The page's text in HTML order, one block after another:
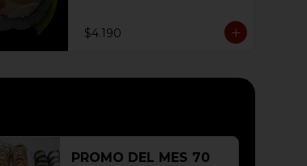
$4.190
PROMO DEL MES 70